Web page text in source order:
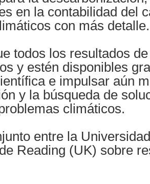
en la contabilidad del
con más detalle.
todos los resultados
y estén disponibles
e impulsar aún
y la búsqueda de
climáticos.
entre la
Reading (UK) sobre